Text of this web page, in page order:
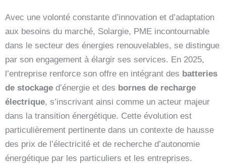
Avec une volonté constante d’innovation et d’adaptation
aux besoins du marché, Solargie, PME incontournable
dans le secteur des énergies renouvelables, se distingue
par son engagement à élargir ses services. En 2025,
l’entreprise renforce son offre en intégrant des batteries
de stockage d’énergie et des bornes de recharge
électrique, s’inscrivant ainsi comme un acteur majeur
dans la transition énergétique. Cette évolution est
particulièrement pertinente dans un contexte de hausse
des prix de l’électricité et de recherche d’autonomie
énergétique par les particuliers et les entreprises.